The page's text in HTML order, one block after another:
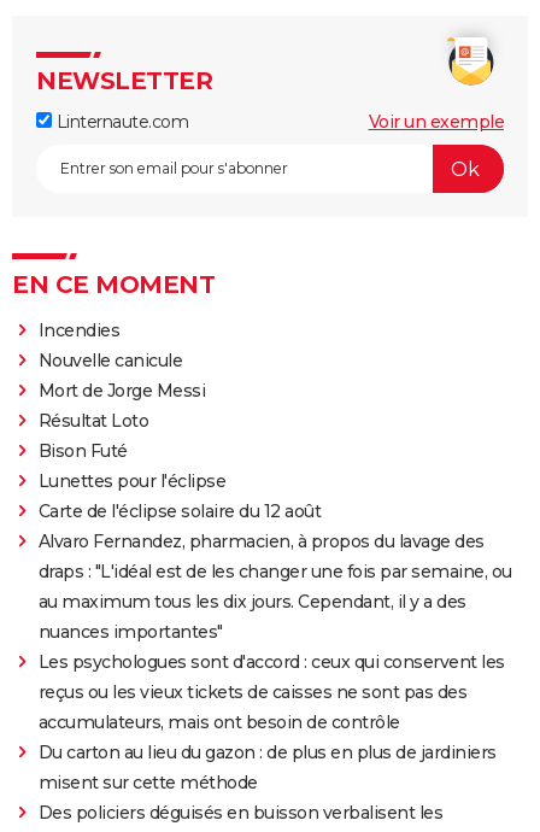
NEWSLETTER
Linternaute.com Voir un exemple
EN CE MOMENT
Incendies
Nouvelle canicule
Mort de Jorge Messi
Résultat Loto
Bison Futé
Lunettes pour l'éclipse
Carte de l'éclipse solaire du 12 août
Alvaro Fernandez, pharmacien, à propos du lavage des
draps : "L'idéal est de les changer une fois par semaine, ou
au maximum tous les dix jours. Cependant, il y a des
nuances importantes"
Les psychologues sont d'accord : ceux qui conservent les
reçus ou les vieux tickets de caisses ne sont pas des
accumulateurs, mais ont besoin de contrôle
Du carton au lieu du gazon : de plus en plus de jardiniers
misent sur cette méthode
Des policiers déguisés en buisson verbalisent les